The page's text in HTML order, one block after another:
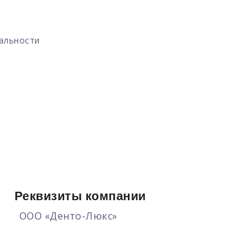
Реквизиты компании
ООО «Денто-Люкс»